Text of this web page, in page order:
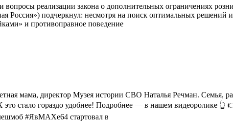
реализации закона о дополнительных ограничениях
подчеркнул: несмотря на поиск оптимальных решений и
и противоправное поведение
мама, директор Музея истории СВО Наталья Речман. Семья,
стало гораздо удобнее! Подробнее — в нашем видеоролике
#ЯвМАХе64 стартовал в